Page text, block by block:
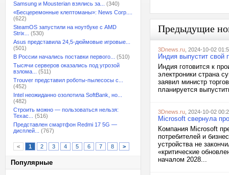
Samsung и Mousterian взялись за...
(340)
«Бесцеремонные клептоманы»: News Corp....
(622)
SteamOS запустили на ноутбуке с AMD
Strix...
(530)
Asus представила 24,5-дюймовые игровые...
(501)
В России начались поставки первого...
(510)
Тысячи серверов оказались под угрозой
взлома...
(511)
Trouver представил роботы-пылесосы с...
(452)
Intel неожиданно озолотила SoftBank, но...
(482)
Строить можно — пользоваться нельзя:
Техас...
(516)
Представлен смартфон Redmi 17 5G —
дисплей...
(767)
< 1 2 3 4 5 6 7 8 >
Популярные
Предыдущие
3Dnews.ru , 2024-10-02
Индия выпустит свой
Индия готовится к
электроники страна
заявил министр
планируется
3Dnews.ru , 2024-10-02
Microsoft свернула
Компания Microsoft
потребителей и
устройства не
«критические
началом 2028...